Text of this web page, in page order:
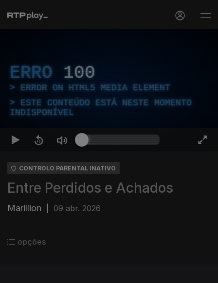
ERRO 100
ERROR ON HTML5 MEDIA ELEMENT
ESTE CONTEÚDO ESTÁ NESTE MOMENTO
INDISPONÍVEL
CONTROLO PARENTAL INATIVO
Entre Perdidos e Achados
Marillion 09 abr. 2026
opções